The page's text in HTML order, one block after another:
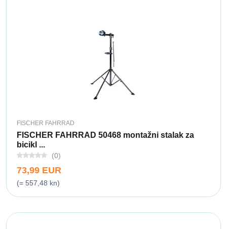
FISCHER FAHRRAD
FISCHER FAHRRAD 50468 montažni stalak za
bicikl ...
(0)
73,99 EUR
(= 557,48 kn)